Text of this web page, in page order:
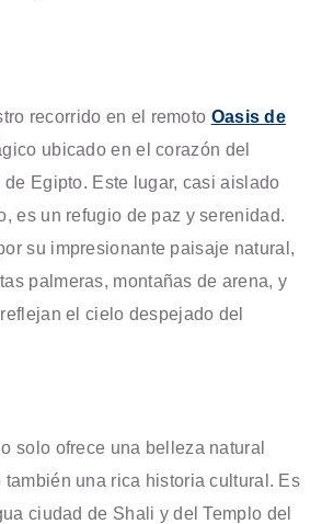
recorrido en el remoto Oasis de
ubicado en el corazón del
Egipto. Este lugar, casi aislado
es un refugio de paz y serenidad.
su impresionante paisaje natural,
palmeras, montañas de arena, y
el cielo despejado del
solo ofrece una belleza natural
también una rica historia cultural. Es
ciudad de Shali y del Templo del